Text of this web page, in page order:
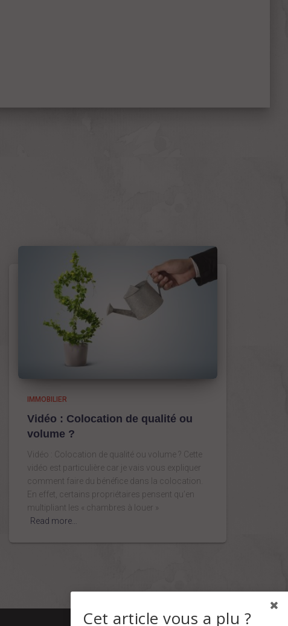
IMMOBILIER
Vidéo : Colocation de qualité ou
volume ?
Vidéo : Colocation de qualité ou volume ? Cette
vidéo est particulière car je vais vous expliquer
comment faire du bénéfice dans la colocation.
En effet, certains propriétaires pensent qu’en
multipliant les « chambres à louer »
Read more…
Cet article vous a plu ?